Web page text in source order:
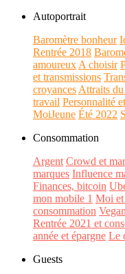
Autoportrait
Baromètre bonheur
Rentrée 2018
amoureux A choisir
et transmissions
croyances Attraits
travail Personnalité
MoiJeune Été 2022
Consommation
Argent Crowd et
marques Influence
Finances, bitcoin
mon mobile 1 Moi
consommation
Rentrée 2021 et
année et épargne Le
Guests